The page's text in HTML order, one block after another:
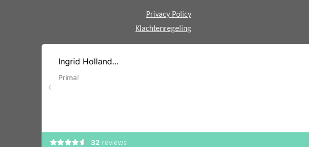
Privacy Policy
Klachtenregeling